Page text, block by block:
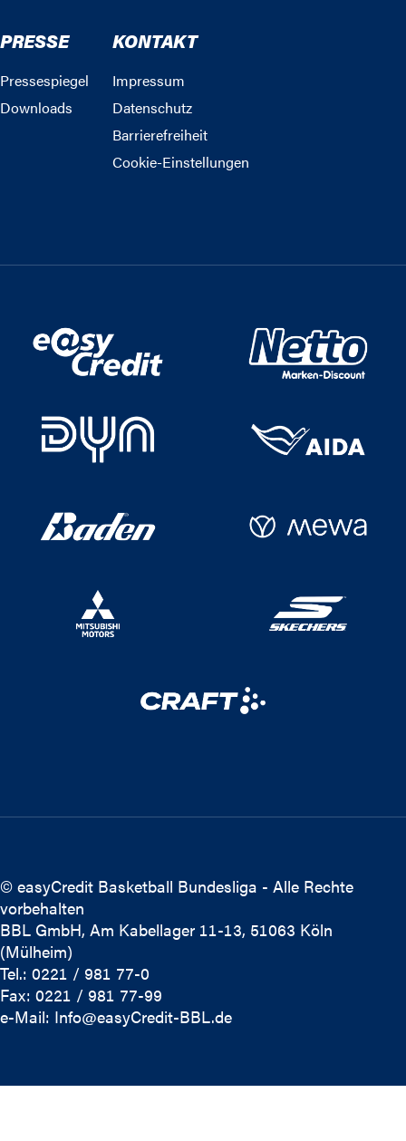
PRESSE
Pressespiegel
Downloads
KONTAKT
Impressum
Datenschutz
Barrierefreiheit
Cookie-Einstellungen
© easyCredit Basketball Bundesliga - Alle Rechte
vorbehalten
BBL GmbH, Am Kabellager 11-13, 51063 Köln
(Mülheim)
Tel.: 0221 / 981 77-0
Fax: 0221 / 981 77-99
e-Mail: Info@easyCredit-BBL.de